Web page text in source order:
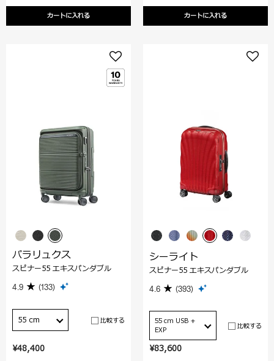
カートに入れる カートに入れる
¥48,400
パラリュクス
スピナー55 エキスパンダブル
4.9 (133)
55 cm 比較する
¥83,600
シーライト
スピナー55 エキスパンダブル
4.6 (393)
55 cm USB +
EXP
比較する